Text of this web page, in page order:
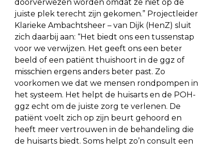
doorverwezen worden omdat ze niet op de
juiste plek terecht zijn gekomen.” Projectleider
Klarieke Ambachtsheer – van Dijk (HenZ) sluit
zich daarbij aan: “Het biedt ons een tussenstap
voor we verwijzen. Het geeft ons een beter
beeld of een patiënt thuishoort in de ggz of
misschien ergens anders beter past. Zo
voorkomen we dat we mensen rondpompen in
het systeem. Het helpt de huisarts en de POH-
ggz echt om de juiste zorg te verlenen. De
patiënt voelt zich op zijn beurt gehoord en
heeft meer vertrouwen in de behandeling die
de huisarts biedt. Soms helpt zo’n consult een